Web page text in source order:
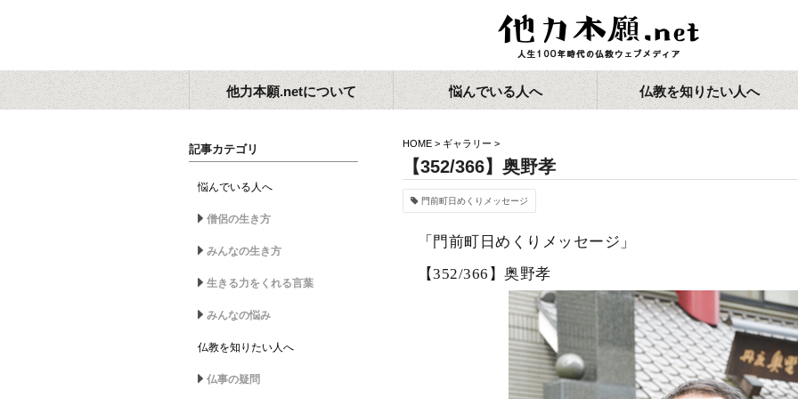
他力本願.netについて 悩んでいる人へ 仏教を知りたい人へ
HOME > ギャラリー >
【352/366】奥野孝
門前町日めくりメッセージ
「門前町日めくりメッセージ」
【352/366】奥野孝
記事カテゴリ
悩んでいる人へ
僧侶の生き方
みんなの生き方
生きる力をくれる言葉
みんなの悩み
仏教を知りたい人へ
仏事の疑問